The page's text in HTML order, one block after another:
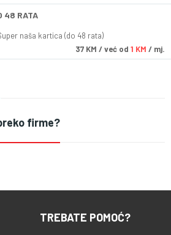
48 RATA
naša kartica (do 48 rata)
37 KM / već od 1 KM / mj.
firme?
TREBATE POMOĆ?